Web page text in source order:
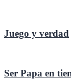
Juego y verdad
Ser Papa en